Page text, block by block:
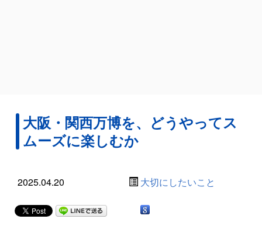
大阪・関西万博を、どうやってス
ムーズに楽しむか
2025.04.20 大切にしたいこと